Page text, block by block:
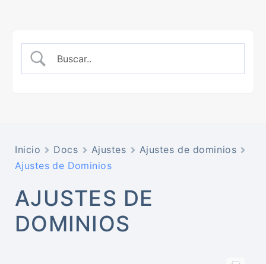
Inicio Docs Ajustes
Ajustes de dominios
Ajustes de Dominios
AJUSTES DE
DOMINIOS